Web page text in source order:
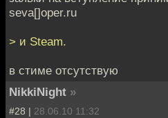
seva[]oper.ru
> и Steam.
в стиме отсутствую
NikkiNight »
#28 | 28.06.10 11:32